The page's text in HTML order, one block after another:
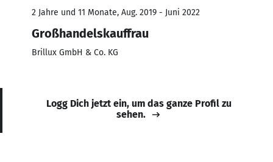
2 Jahre und 11 Monate, Aug. 2019 - Juni 2022
Großhandelskauffrau
Brillux GmbH & Co. KG
Logg Dich jetzt ein, um das ganze Profil zu
sehen.